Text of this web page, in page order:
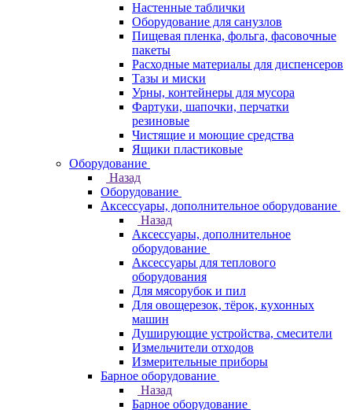
Настенные таблички
Оборудование для санузлов
Пищевая пленка, фольга, фасовочные
пакеты
Расходные материалы для диспенсеров
Тазы и миски
Урны, контейнеры для мусора
Фартуки, шапочки, перчатки
резиновые
Чистящие и моющие средства
Ящики пластиковые
Оборудование
Назад
Оборудование
Аксессуары, дополнительное оборудование
Назад
Аксессуары, дополнительное
оборудование
Аксессуары для теплового
оборудования
Для мясорубок и пил
Для овощерезок, тёрок, кухонных
машин
Душирующие устройства, смесители
Измельчители отходов
Измерительные приборы
Барное оборудование
Назад
Барное оборудование